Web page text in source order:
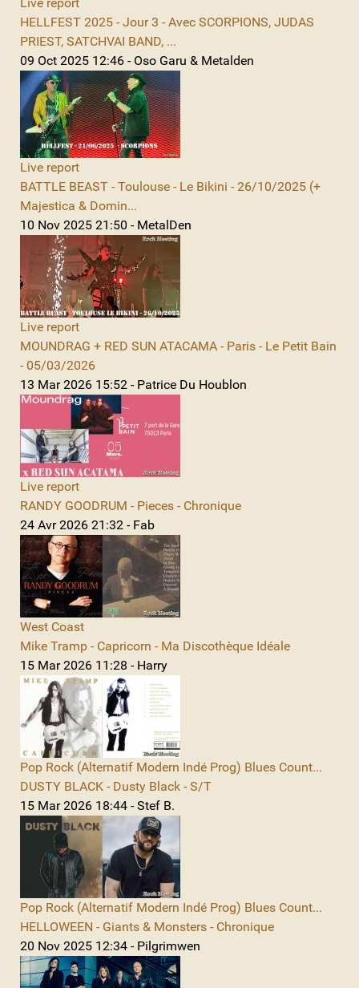
HELLFEST 2025 - Jour 3 - Avec SCORPIONS, JUDAS
PRIEST, SATCHVAI BAND, ...
09 Oct 2025 12:46 - Oso Garu & Metalden
Live report
BATTLE BEAST - Toulouse - Le Bikini - 26/10/2025 (+
Majestica & Domin...
10 Nov 2025 21:50 - MetalDen
Live report
MOUNDRAG + RED SUN ATACAMA - Paris - Le Petit Bain
- 05/03/2026
13 Mar 2026 15:52 - Patrice Du Houblon
Live report
RANDY GOODRUM - Pieces - Chronique
24 Avr 2026 21:32 - Fab
West Coast
Mike Tramp - Capricorn - Ma Discothèque Idéale
15 Mar 2026 11:28 - Harry
Pop Rock (Alternatif Modern Indé Prog) Blues Count...
DUSTY BLACK - Dusty Black - S/T
15 Mar 2026 18:44 - Stef B.
Pop Rock (Alternatif Modern Indé Prog) Blues Count...
HELLOWEEN - Giants & Monsters - Chronique
20 Nov 2025 12:34 - Pilgrimwen